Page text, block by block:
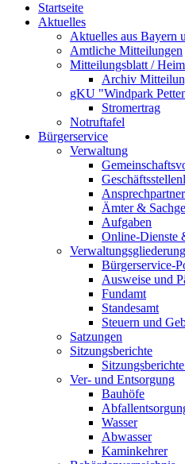
Startseite
Aktuelles
Aktuelles aus Bayern
Amtliche Mitteilungen
Mitteilungsblatt /
Archiv
gKU "Windpark
Stromertrag
Notruftafel
Bürgerservice
Verwaltung
Ansprechpartner
Ämter &
Aufgaben
Online-Dienste
Verwaltungsgliederung
Bürgerservice-
Ausweise und
Fundamt
Standesamt
Steuern und
Satzungen
Sitzungsberichte
Ver- und Entsorgung
Bauhöfe
Wasser
Abwasser
Kaminkehrer